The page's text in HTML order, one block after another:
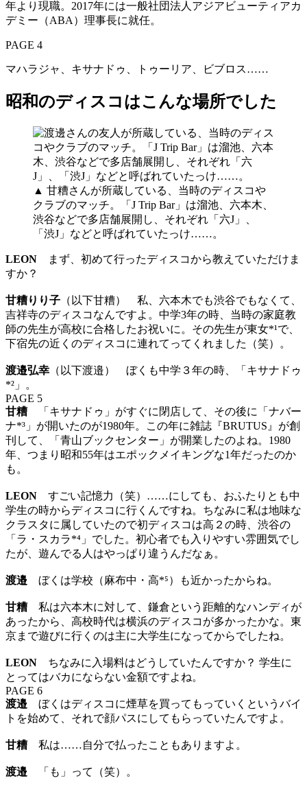
年より現職。2017年には一般社団法人アジアビューティアカ
デミー（ABA）理事長に就任。
PAGE 4
マハラジャ、キサナドゥ、トゥーリア、ビブロス……
昭和のディスコはこんな場所でした
▲ 甘糟さんが所蔵している、当時のディスコや
クラブのマッチ。「J Trip Bar」は溜池、六本木、
渋谷などで多店舗展開し、それぞれ「六J」、
「渋J」などと呼ばれていたっけ……。
LEON まず、初めて行ったディスコから教えていただけま
すか？
甘糟りり子 （以下甘糟） 私、六本木でも渋谷でもなくて、
吉祥寺のディスコなんですよ。中学3年の時、当時の家庭教
師の先生が高校に合格したお祝いに。その先生が東女*¹で、
下宿先の近くのディスコに連れてってくれました（笑）。
渡邉弘幸 （以下渡邉） ぼくも中学３年の時、「キサナドゥ
*²」。
PAGE 5
甘糟
「キサナドゥ」がすぐに閉店して、その後に「ナバー
ナ*³」が開いたのが1980年。この年に雑誌『BRUTUS』が創
刊して、「青山ブックセンター」が開業したのよね。1980
年、つまり昭和55年はエポックメイキングな1年だったのか
も。
LEON すごい記憶力（笑）……にしても、おふたりとも中
学生の時からディスコに行くんですね。ちなみに私は地味な
クラスタに属していたので初ディスコは高２の時、渋谷の
「ラ・スカラ*⁴」でした。初心者でも入りやすい雰囲気でし
たが、遊んでる人はやっぱり違うんだなぁ。
渡邉 ぼくは学校（麻布中・高*⁵）も近かったからね。
甘糟 私は六本木に対して、鎌倉という距離的なハンディが
あったから、高校時代は横浜のディスコが多かったかな。東
京まで遊びに行くのは主に大学生になってからでしたね。
LEON ちなみに入場料はどうしていたんですか？ 学生に
とってはバカにならない金額ですよね。
PAGE 6
渡邉 ぼくはディスコに煙草を買ってもっていくというバイ
トを始めて、それで顔パスにしてもらっていたんですよ。
甘糟 私は……自分で払ったこともありますよ。
渡邉 「も」って（笑）。